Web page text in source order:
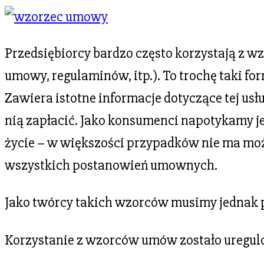
Przedsiębiorcy bardzo często korzystają z
umowy, regulaminów, itp.). To trochę taki
Zawiera istotne informacje dotyczące tej
nią zapłacić. Jako konsumenci napotykamy
życie – w większości przypadków nie ma
wszystkich postanowień umownych.
Jako twórcy takich wzorców musimy
Korzystanie z wzorców umów zostało